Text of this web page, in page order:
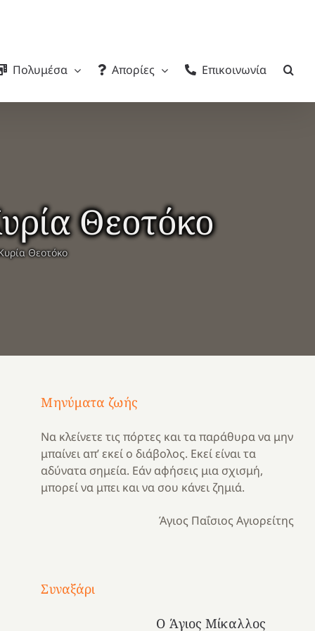
Πολυμέσα Απορίες Επικοινωνία
Θεοτόκο
Θεοτόκο
Μηνύματα ζωής
Να κλείνετε τις πόρτες και τα παράθυρα να μην
μπαίνει απ’ εκεί ο διάβολος. Εκεί είναι τα
αδύνατα σημεία. Εάν αφήσεις μια σχισμή,
μπορεί να μπει και να σου κάνει ζημιά.
Άγιος Παΐσιος Αγιορείτης
Συναξάρι
Ο Άγιος Μίκαλλος
Μια
και
Κατασκηνωτικές